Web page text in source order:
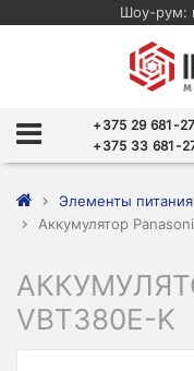
Шоу-рум:
+375 29 681-
+375 33 681-
Элементы питания
Аккумулятор
VBT380E-K